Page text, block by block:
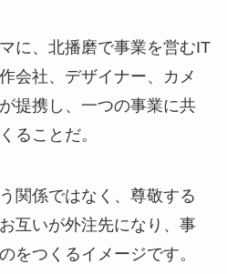
に、北播磨で事業を営むIT
会社、デザイナー、カメ
提携し、一つの事業に共
ることだ。
関係ではなく、尊敬する
互いが外注先になり、事
をつくるイメージです。